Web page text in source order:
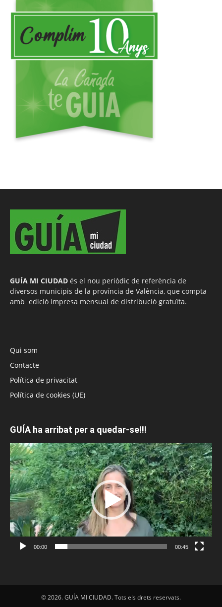
GUÍA MI CIUDAD és el nou periòdic de referència de
diversos municipis de la província de València, que compta
amb edició impresa mensual de distribució gratuïta.
Qui som
Contacte
Política de privacitat
Política de cookies (UE)
GUÍA ha arribat per a quedar-se!!!
Reproductor
de
vídeo
00:00 00:45
© 2026. GUÍA MI CIUDAD. Tots els drets reservats.